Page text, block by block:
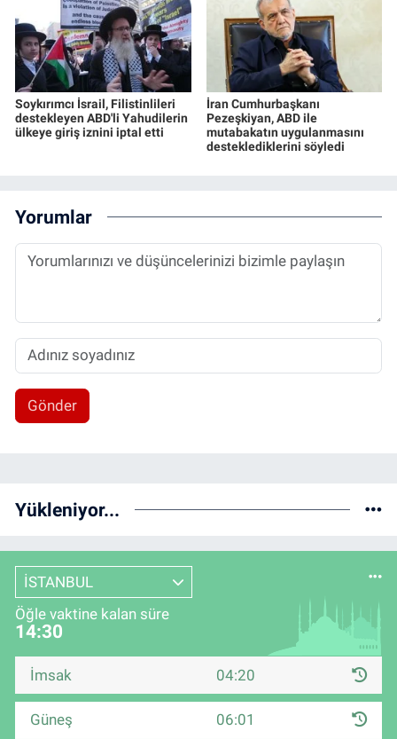
Soykırımcı İsrail, Filistinlileri
destekleyen ABD'li Yahudilerin
ülkeye giriş iznini iptal etti
İran Cumhurbaşkanı
Pezeşkiyan, ABD ile
mutabakatın uygulanmasını
desteklediklerini söyledi
Yorumlar
Gönder
Yükleniyor...
İSTANBUL
Öğle vaktine kalan süre
14:30
İmsak 04:20
Güneş 06:01